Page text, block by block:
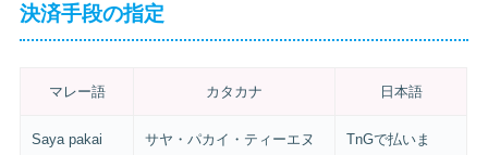
決済手段の指定
マレー語 カタカナ 日本語
Saya pakai
サヤ・パカイ・ティーエヌ
TnGで払いま